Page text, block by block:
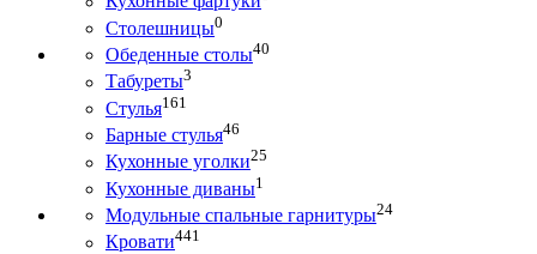
Столешницы0
Обеденные столы40
Табуреты3
Стулья161
Барные стулья46
Кухонные уголки25
Кухонные диваны1
Модульные спальные гарнитуры24
Кровати441